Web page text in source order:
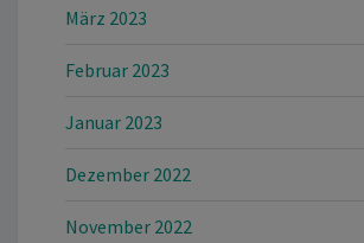
März 2023
Februar 2023
Januar 2023
Dezember 2022
November 2022